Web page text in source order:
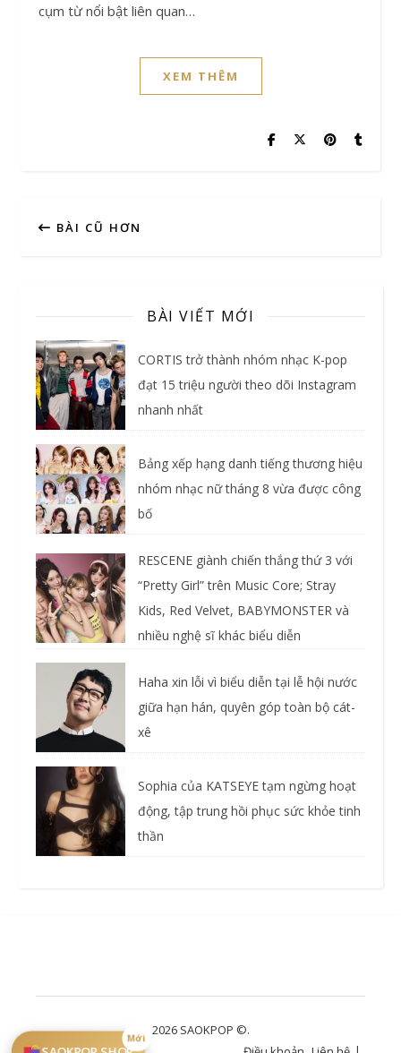
cụm từ nổi bật liên quan…
XEM THÊM
BÀI CŨ HƠN
BÀI VIẾT MỚI
CORTIS trở thành nhóm nhạc K-pop
đạt 15 triệu người theo dõi Instagram
nhanh nhất
Bảng xếp hạng danh tiếng thương hiệu
nhóm nhạc nữ tháng 8 vừa được công
bố
RESCENE giành chiến thắng thứ 3 với
“Pretty Girl” trên Music Core; Stray
Kids, Red Velvet, BABYMONSTER và
nhiều nghệ sĩ khác biểu diễn
Haha xin lỗi vì biểu diễn tại lễ hội nước
giữa hạn hán, quyên góp toàn bộ cát-
xê
Sophia của KATSEYE tạm ngừng hoạt
động, tập trung hồi phục sức khỏe tinh
thần
Mới
2026 SAOKPOP ©.